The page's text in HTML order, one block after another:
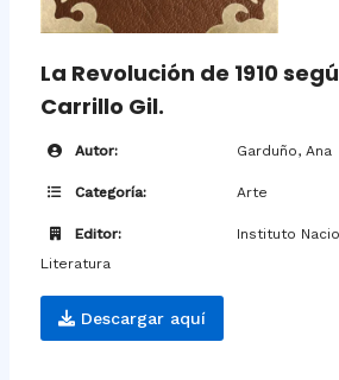
La Revolución de 1910
Carrillo Gil.
Autor: Garduño, Ana
Categoría: Arte
Editor:
Instituto
Literatura
Descargar aquí